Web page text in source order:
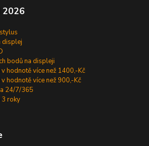
2026
displej
bodů na displeji
hodnotě více než 1400,-Kč
hodnotě více než 900,-Kč
24/7/365
3 roky